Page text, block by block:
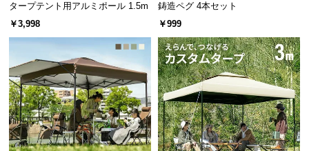
o.,
タープテント用アルミポール 1.5m
￥3,998
鋳造ペグ 4本セット
￥999